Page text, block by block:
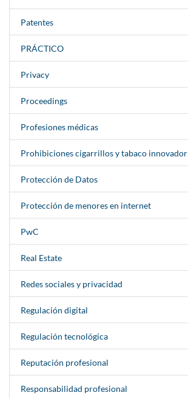
Patentes
PRÁCTICO
Privacy
Proceedings
Profesiones médicas
Prohibiciones cigarrillos y tabaco innovador
Protección de Datos
Protección de menores en internet
PwC
Real Estate
Redes sociales y privacidad
Regulación digital
Regulación tecnológica
Reputación profesional
Responsabilidad profesional